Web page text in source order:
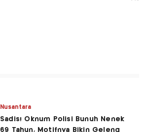
Nusantara
Sadis! Oknum Polisi Bunuh Nenek
69 Tahun, Motifnya Bikin Geleng